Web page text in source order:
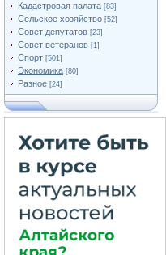
Кадастровая палата [83]
Сельское хозяйство [52]
Совет депутатов [23]
Совет ветеранов [1]
Спорт [501]
Экономика [80]
Разное [24]